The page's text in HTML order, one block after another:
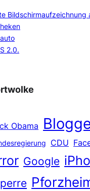
Bildschirmaufzeichnung
2.0.
Obama
CDU
Google